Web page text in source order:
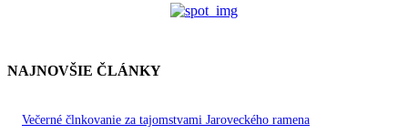
NAJNOVŠIE ČLÁNKY
Večerné člnkovanie za tajomstvami Jaroveckého ramena